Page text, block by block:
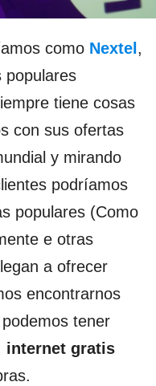
como Nextel ,
populares
tiene cosas
con sus ofertas
y mirando
podríamos
populares (Como
e otras
a ofrecer
encontrarnos
tener
internet gratis